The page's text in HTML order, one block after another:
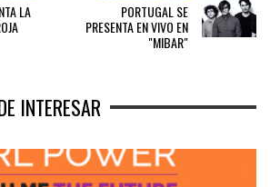
LA
PORTUGAL SE
PRESENTA EN VIVO EN
"MIBAR"
INTERESAR